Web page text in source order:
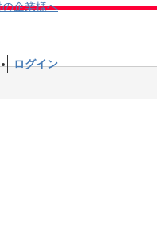
企業様へ
ログイン